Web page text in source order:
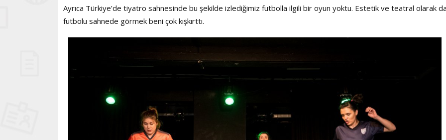
Ayrıca Türkiye’de tiyatro sahnesinde bu şekilde izlediğimiz futbolla ilgili bir oyun yoktu. Estetik ve teatral olarak da
futbolu sahnede görmek beni çok kışkırttı.